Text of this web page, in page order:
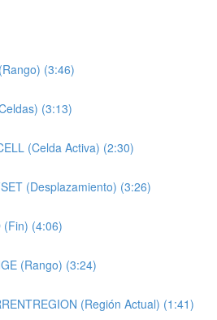
(3:46)
(3:13)
(Celda Activa) (2:30)
(Desplazamiento) (3:26)
(Fin) (4:06)
(Rango) (3:24)
(Región Actual) (1:41)